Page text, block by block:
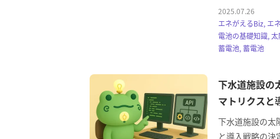
2025.07.26
エネがえるBiz, エ
電池の基礎知識,
蓄電池, 蓄電池
下水道施設の
マトリクスと
下水道施設の太
と導入戦略の